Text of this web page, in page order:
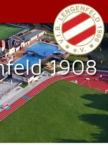
1908